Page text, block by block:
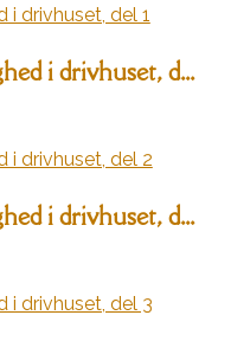
i drivhuset, d...
i drivhuset, d...